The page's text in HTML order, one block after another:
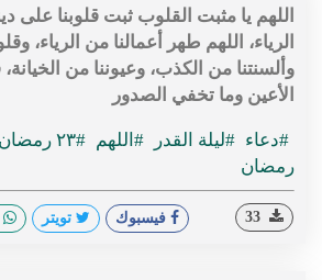
اللهم يا مثبت القلوب ثبت قلوبنا على
الرياء، اللهم طهر أعمالنا من الرياء،
وألسنتنا من الكذب، وعيوننا من
الأعين وما تخفي الصدور
#دعاء #ليلة القدر #اللهم #٢٣ رمضان
رمضان
فيسبوك تويتر